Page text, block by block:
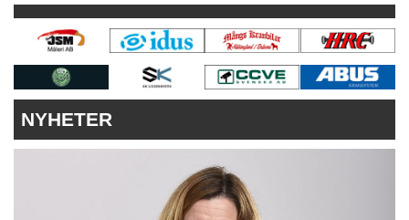
KONTAKT
VÅRA ANDRA MAGASIN
PRENUMERERA
ANNONSERA
NYHETER